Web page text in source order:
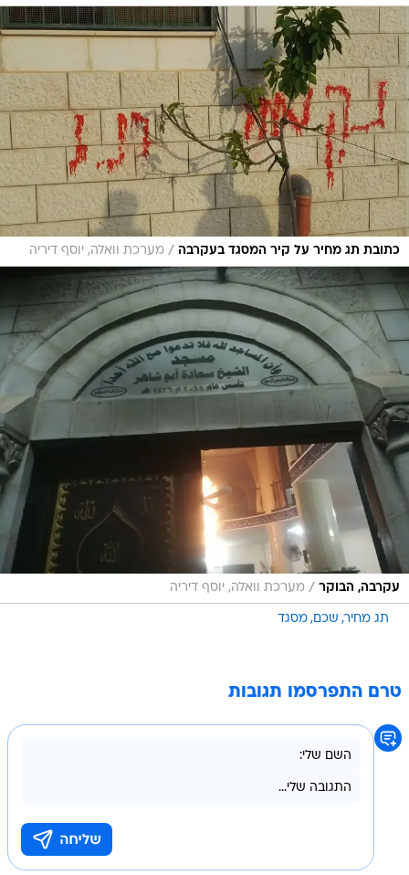
כתובת תג מחיר על קיר המסגד בעקרבה / מערכת וואלה, יוסף דיריה
עקרבה, הבוקר / מערכת וואלה, יוסף דיריה
תג מחיר שכם מסגד
טרם התפרסמו תגובות